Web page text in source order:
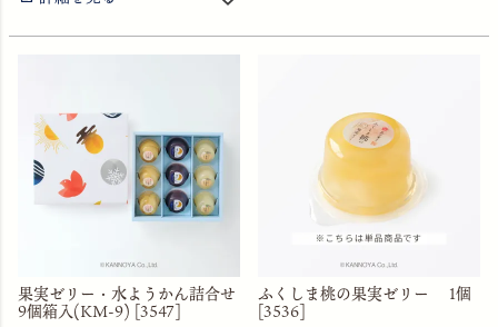
果実ゼリー・水ようかん詰合せ
9個箱入(KM-9) [3547]
ふくしま桃の果実ゼリー 1個
[3536]